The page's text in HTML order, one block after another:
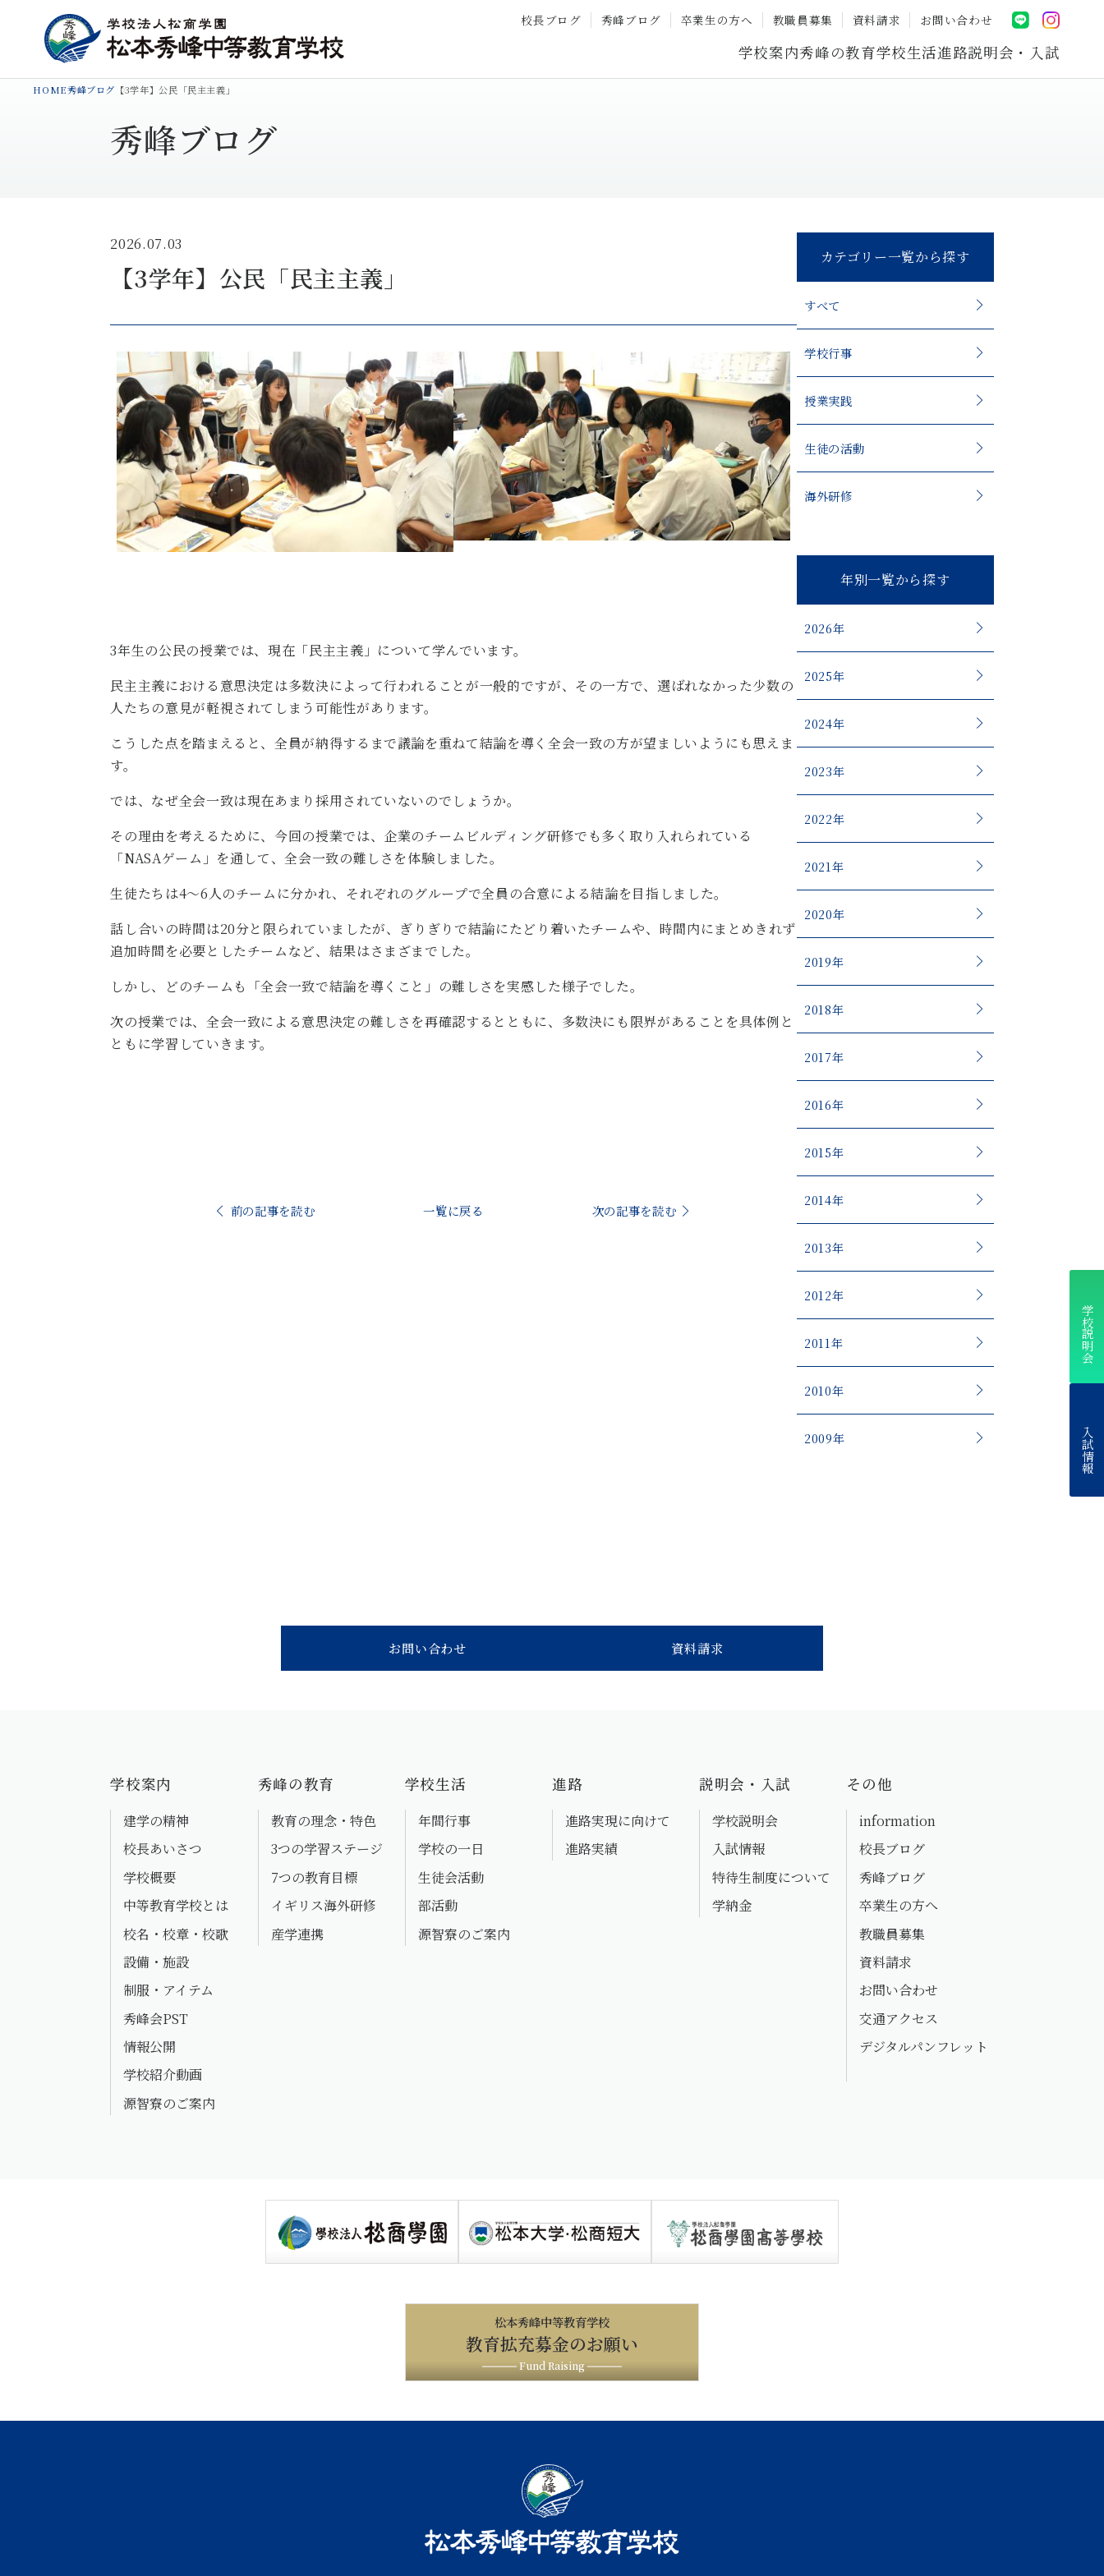
校長ブログ 秀峰ブログ 卒業生の方へ 教職員募集 資料請求 お問い合わせ
学校案内秀峰の教育学校生活進路説明会・入試
HOME秀峰ブログ 【3学年】公民「民主主義」
秀峰ブログ
学校説明会
入試情報
2026.07.03
【3学年】公民「民主主義」
3年生の公民の授業では、現在「民主主義」について学んでいます。
民主主義における意思決定は多数決によって行われることが一般的ですが、その一方で、選ばれなかった少数の
人たちの意見が軽視されてしまう可能性があります。
こうした点を踏まえると、全員が納得するまで議論を重ねて結論を導く全会一致の方が望ましいようにも思えま
す。
では、なぜ全会一致は現在あまり採用されていないのでしょうか。
その理由を考えるために、今回の授業では、企業のチームビルディング研修でも多く取り入れられている
「NASAゲーム」を通して、全会一致の難しさを体験しました。
生徒たちは4～6人のチームに分かれ、それぞれのグループで全員の合意による結論を目指しました。
話し合いの時間は20分と限られていましたが、ぎりぎりで結論にたどり着いたチームや、時間内にまとめきれず
追加時間を必要としたチームなど、結果はさまざまでした。
しかし、どのチームも「全会一致で結論を導くこと」の難しさを実感した様子でした。
次の授業では、全会一致による意思決定の難しさを再確認するとともに、多数決にも限界があることを具体例と
ともに学習していきます。
前の記事を読む 一覧に戻る 次の記事を読む
カテゴリー一覧から探す
すべて
学校行事
授業実践
生徒の活動
海外研修
年別一覧から探す
2026年
2025年
2024年
2023年
2022年
2021年
2020年
2019年
2018年
2017年
2016年
2015年
2014年
2013年
2012年
2011年
2010年
2009年
お問い合わせ 資料請求
学校案内
建学の精神
校長あいさつ
学校概要
中等教育学校とは
校名・校章・校歌
設備・施設
制服・アイテム
秀峰会PST
情報公開
学校紹介動画
源智寮のご案内
秀峰の教育
教育の理念・特色
3つの学習ステージ
7つの教育目標
イギリス海外研修
産学連携
学校生活
年間行事
学校の一日
生徒会活動
部活動
源智寮のご案内
進路
進路実現に向けて
進路実績
説明会・入試
学校説明会
入試情報
特待生制度について
学納金
その他
information
校長ブログ
秀峰ブログ
卒業生の方へ
教職員募集
資料請求
お問い合わせ
交通アクセス
デジタルパンフレット
松本秀峰中等教育学校
教育拡充募金のお願い
Fund Raising